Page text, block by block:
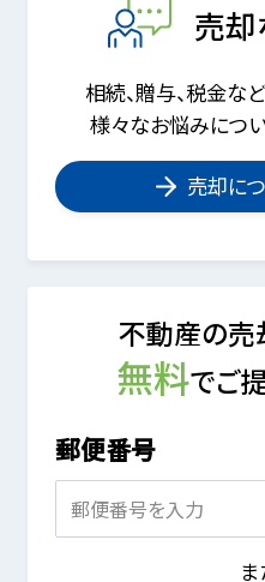
売却
相続、贈与、税金な
様々なお悩みにつ
売却に
不動産の
無料でご
郵便番号